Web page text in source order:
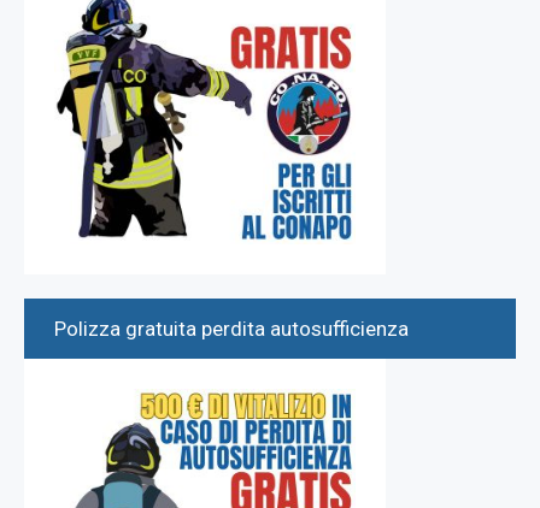
Polizza gratuita perdita autosufficienza